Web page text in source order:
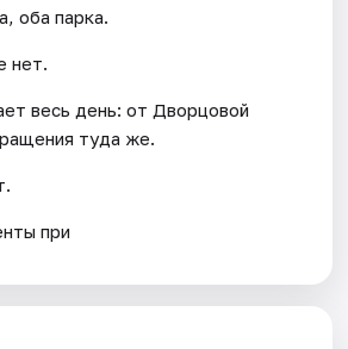
оба парка.
нет.
весь день: от Дворцовой
туда же.
при